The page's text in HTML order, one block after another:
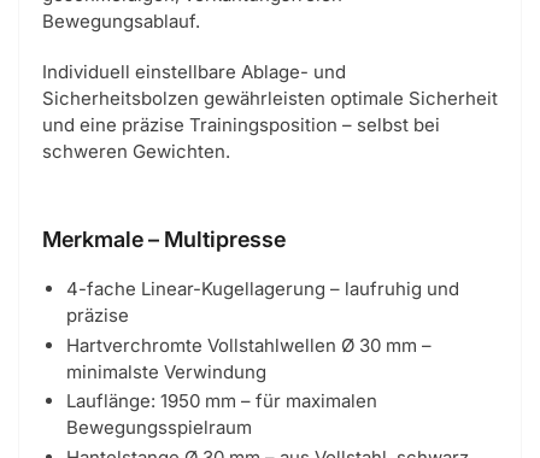
Bewegungsablauf.
Individuell einstellbare Ablage- und
Sicherheitsbolzen gewährleisten optimale Sicherheit
und eine präzise Trainingsposition – selbst bei
schweren Gewichten.
Merkmale – Multipresse
4-fache Linear-Kugellagerung – laufruhig und
präzise
Hartverchromte Vollstahlwellen Ø 30 mm –
minimalste Verwindung
Lauflänge: 1950 mm – für maximalen
Bewegungsspielraum